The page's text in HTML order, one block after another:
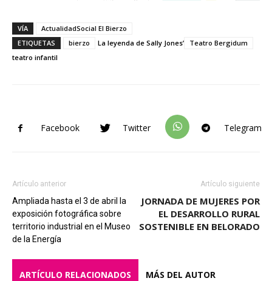
VÍA
ActualidadSocial El Bierzo
ETIQUETAS
bierzo La leyenda de Sally Jones’
Teatro Bergidum
teatro infantil
Facebook Twitter Telegram
Artículo anterior
Ampliada hasta el 3 de abril la
exposición fotográfica sobre
territorio industrial en el Museo
de la Energía
Artículo siguiente
JORNADA DE MUJERES POR
EL DESARROLLO RURAL
SOSTENIBLE EN BELORADO
ARTÍCULO RELACIONADOS MÁS DEL AUTOR